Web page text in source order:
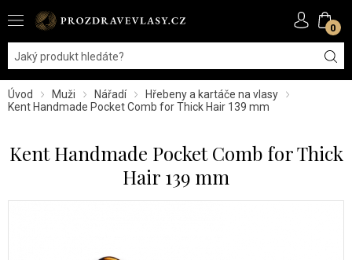
0
Úvod Muži Nářadí
Hřebeny a kartáče na vlasy
Kent Handmade Pocket Comb for Thick Hair 139 mm
Kent Handmade Pocket Comb for Thick
Hair 139 mm